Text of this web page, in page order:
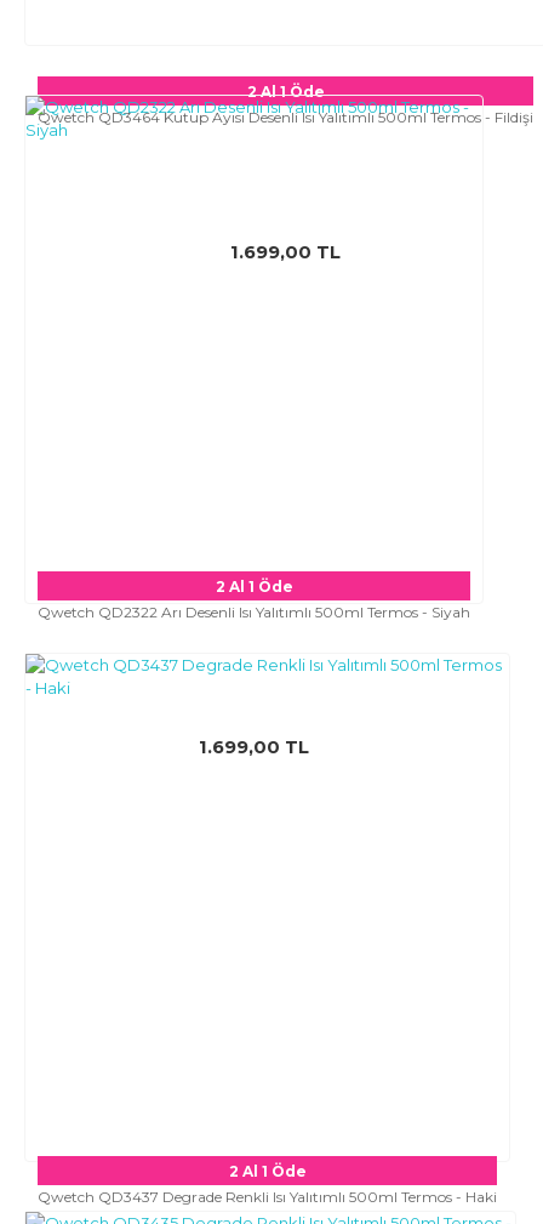
2 Al 1 Öde
Qwetch QD3464 Kutup Ayısı Desenli Isı Yalıtımlı 500ml Termos - Fildişi
1.699,00 TL
2 Al 1 Öde
Qwetch QD2322 Arı Desenli Isı Yalıtımlı 500ml Termos - Siyah
1.699,00 TL
2 Al 1 Öde
Qwetch QD3437 Degrade Renkli Isı Yalıtımlı 500ml Termos - Haki